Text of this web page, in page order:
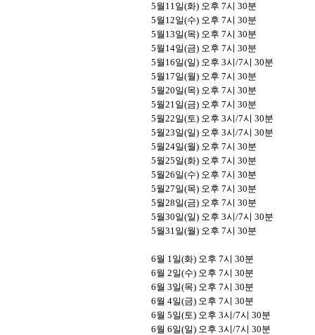
5월 11일(화) 오후 7시 30분
5월 12일(수) 오후 7시 30분
5월 13일(목) 오후 7시 30분
5월 14일(금) 오후 7시 30분
5월 16일(일) 오후 3시/7시 30분
5월 17일(월) 오후 7시 30분
5월20일(목) 오후 7시 30분
5월21일(금) 오후 7시 30분
5월22일(토) 오후 3시/7시 30분
5월23일(일) 오후 3시/7시 30분
5월24일(월) 오후 7시 30분
5월25일(화) 오후 7시 30분
5월26일(수) 오후 7시 30분
5월27일(목) 오후 7시 30분
5월28일(금) 오후 7시 30분
5월30일(일) 오후 3시/7시 30분
5월31일(월) 오후 7시 30분
6월 1일(화) 오후 7시 30분
6월 2일(수) 오후 7시 30분
6월 3일(목) 오후 7시 30분
6월 4일(금) 오후 7시 30분
6월 5일(토) 오후 3시/7시 30분
6월 6일(일) 오후 3시/7시 30분